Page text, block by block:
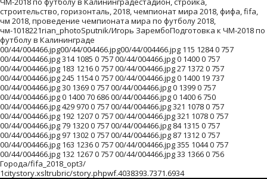
строительство, горизонталь, 2018, чемпионат мира 2018, фифа, fifa,
чм 2018, проведение чемпионата мира по футболу 2018,
чм-1018221rian_photoSputnik/Игорь ЗарембоПодготовка к ЧМ-2018 по
футболу в Калининграде
00/44/004466.jpg00/44/004466.jpg00/44/004466.jpg 115 1284 0 757
00/44/004466.jpg 314 1085 0 757 00/44/004466.jpg 0 1400 0 757
00/44/004466.jpg 183 1216 0 757 00/44/004466.jpg 27 1372 0 757
00/44/004466.jpg 245 1154 0 757 00/44/004466.jpg 0 1400 19 737
00/44/004466.jpg 30 1369 0 757 00/44/004466.jpg 0 1399 0 757
00/44/004466.jpg 0 1400 70 686 00/44/004466.jpg 0 1400 6 750
00/44/004466.jpg 429 970 0 757 00/44/004466.jpg 321 1078 0 757
00/44/004466.jpg 192 1207 0 757 00/44/004466.jpg 321 1078 0 757
00/44/004466.jpg 79 1320 0 757 00/44/004466.jpg 84 1315 0 757
00/44/004466.jpg 97 1302 0 757 00/44/004466.jpg 87 1312 0 757
00/44/004466.jpg 163 1236 0 757 00/44/004466.jpg 355 1044 0 757
00/44/004466.jpg 132 1267 0 757 00/44/004466.jpg 33 1366 0 756
Города/fifa_2018_opt3/
1citystory.xsltrubric/story.phpwf.4038393.7371.6934